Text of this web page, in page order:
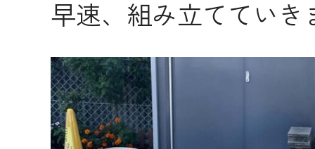
早速、組み立てていき